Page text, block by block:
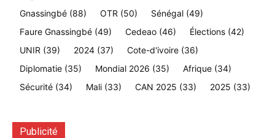
Gnassingbé (88) OTR (50) Sénégal (49)
Faure Gnassingbé (49) Cedeao (46) Élections (42)
UNIR (39) 2024 (37) Cote-d'ivoire (36)
Diplomatie (35) Mondial 2026 (35) Afrique (34)
Sécurité (34) Mali (33) CAN 2025 (33) 2025 (33)
Publicité